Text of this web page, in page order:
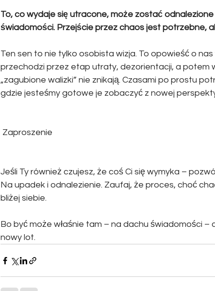
To, co wydaje się utracone, może zostać
świadomości. Przejście przez chaos jest potrzebne,
Ten sen to nie tylko osobista wizja. To opowieść o
przechodzi przez etap utraty, dezorientacji, a potem
„zagubione walizki” nie znikają. Czasami po prostu
gdzie jesteśmy gotowe je zobaczyć z nowej
Zaproszenie
Jeśli Ty również czujesz, że coś Ci się wymyka –
Na upadek i odnalezienie. Zaufaj, że proces, choć
bliżej siebie.
Bo być może właśnie tam – na dachu świadomości –
nowy lot.